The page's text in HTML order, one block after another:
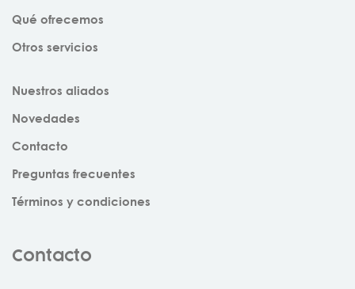
Qué ofrecemos
Otros servicios
Nuestros aliados
Novedades
Contacto
Preguntas frecuentes
Términos y condiciones
Contacto